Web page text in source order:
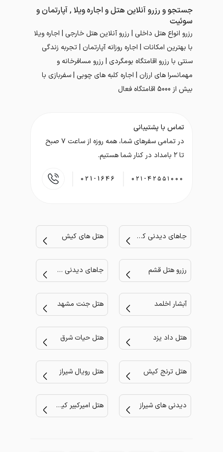
جستجو و رزرو آنلاین هتل و اجاره ویلا , آپارتمان و
سوئیت
رزرو انواع هتل داخلی | رزرو آنلاین هتل خارجی | اجاره ویلا
با بهترین امکانات | اجاره روزانه آپارتمان | تجربه زندگی
سنتی با رزرو اقامتگاه بومگردی | رزرو مسافرخانه و
مهمانسرا های ارزان | اجاره کلبه های چوبی | سفربازی با
بیش از 5000 اقامتگاه فعال
تماس با پشتیبانی
در تمامی سفر‌های شما، همه روزه از ساعت ۷ صبح
تا ۲ بامداد در کنار شما هستیم.
۰۲۱-۴۲۵۵۱۰۰۰ 021-1646
جاهای دیدنی کیش هتل های کیش
رزرو هتل قشم جاهای دیدنی مشهد
آبشار اخلمد هتل جنت مشهد
هتل داد یزد هتل حیات شرق
هتل ترنج کیش هتل رویال شیراز
دیدنی های شیراز هتل امیرکبیر کیش